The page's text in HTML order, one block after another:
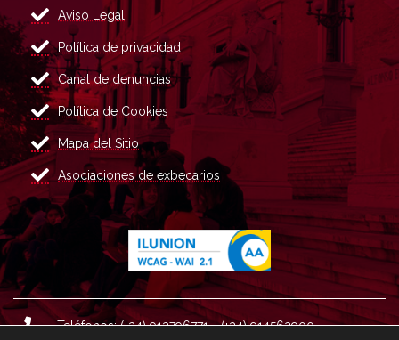
Aviso Legal
Política de privacidad
Canal de denuncias
Política de Cookies
Mapa del Sitio
Asociaciones de exbecarios
Teléfonos: (+34) 913796771 - (+34) 914562900